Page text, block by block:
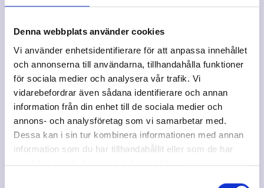
Denna webbplats använder cookies
Vi använder enhetsidentifierare för att anpassa innehållet
och annonserna till användarna, tillhandahålla funktioner
för sociala medier och analysera vår trafik. Vi
vidarebefordrar även sådana identifierare och annan
information från din enhet till de sociala medier och
annons- och analysföretag som vi samarbetar med.
Dessa kan i sin tur kombinera informationen med annan
information som du har tillhandahållit eller som de har
samlat in när du har använt deras tjänster.
Betala faktura
30% vinst
och ni behåller er vinst på 30% av hela